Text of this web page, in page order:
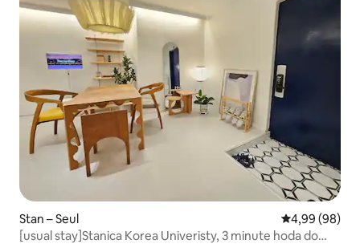
Stan – Seul Prosječna
4,99 (98)
[usual stay]Stanica Korea Univeristy, 3 minute hoda do